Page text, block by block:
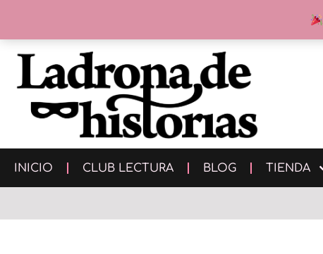
INICIO CLUB LECTURA BLOG TIENDA